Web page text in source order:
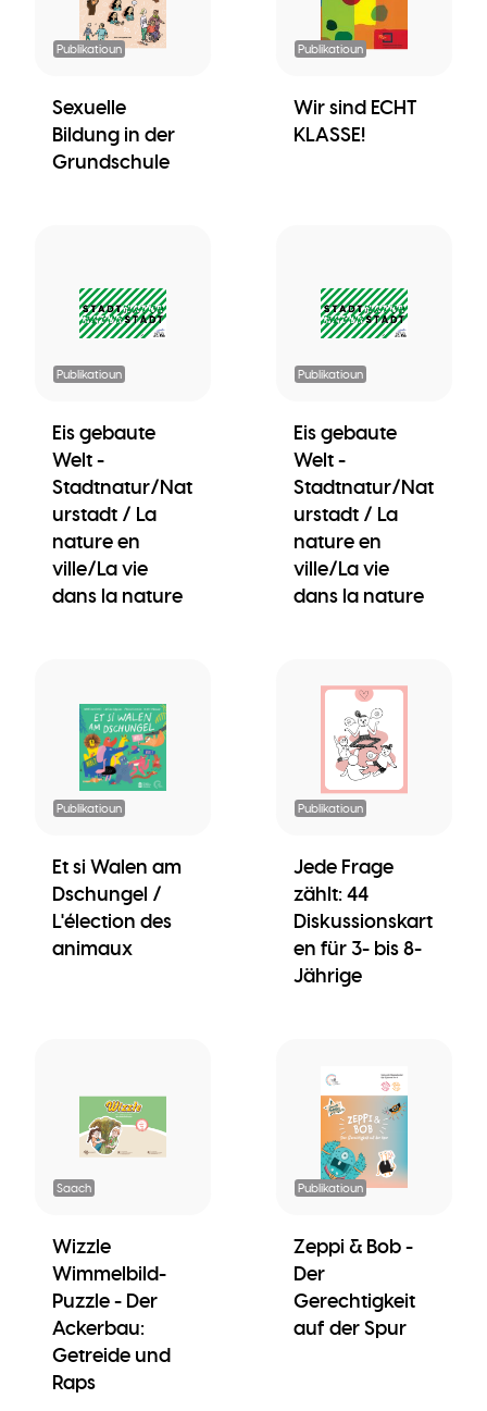
Publikatioun
Sexuelle
Bildung in der
Grundschule
Publikatioun
Wir sind ECHT
KLASSE!
Publikatioun
Eis gebaute
Welt -
Stadtnatur/Nat
urstadt / La
nature en
ville/La vie
dans la nature
Publikatioun
Eis gebaute
Welt -
Stadtnatur/Nat
urstadt / La
nature en
ville/La vie
dans la nature
Publikatioun
Et si Walen am
Dschungel /
L'élection des
animaux
Publikatioun
Jede Frage
zählt: 44
Diskussionskart
en für 3- bis 8-
Jährige
Saach
Wizzle
Wimmelbild-
Puzzle - Der
Ackerbau:
Getreide und
Raps
Publikatioun
Zeppi & Bob -
Der
Gerechtigkeit
auf der Spur